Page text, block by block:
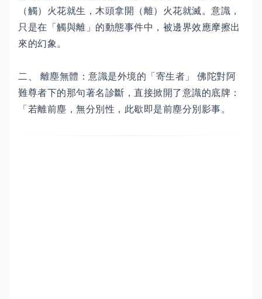
（觸）火花就生，木頭拿開（離）火花就滅。意識，
只是在「觸與離」的動態事件中，被邊界效應摩擦出
來的幻象。
二、 離塵無體：意識是外境的「寄生者」 佛陀對阿
難尊者下的那句著名診斷，直接掀開了意識的底牌：
「若離前塵，無分別性，此歇即是前塵分別影事。